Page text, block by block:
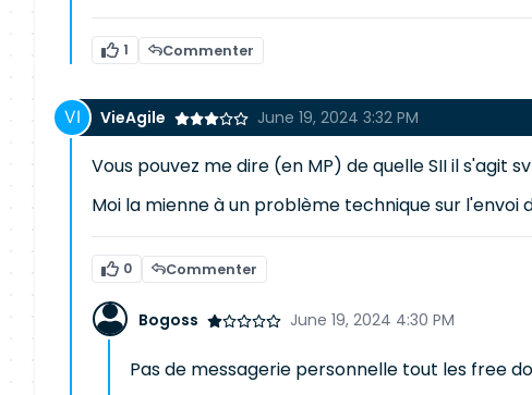
1 Commenter
VieAgile June 19, 2024 3:32 PM
Vous pouvez me dire (en MP) de quelle SII il s'agit
Moi la mienne à un problème technique sur
0 Commenter
Bogoss June 19, 2024 4:30 PM
Pas de messagerie personnelle tout les free